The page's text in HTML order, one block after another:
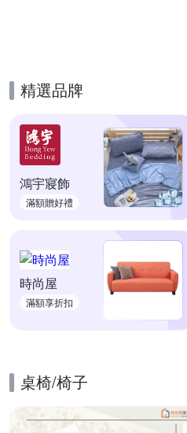
精選品牌
鴻宇寢飾
滿額贈好禮
時尚屋
滿額享折扣
桌椅/椅子